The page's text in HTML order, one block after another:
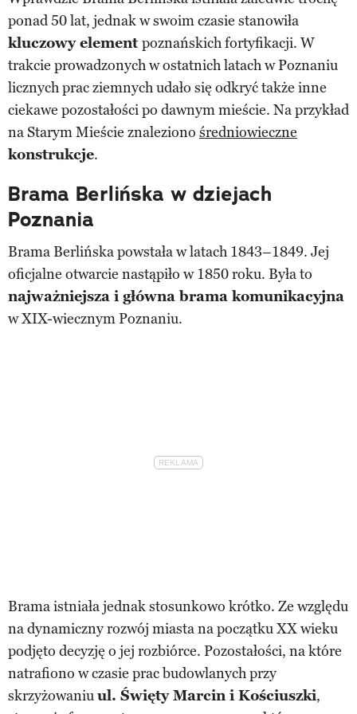
ponad 50 lat, jednak w swoim czasie stanowiła
kluczowy element poznańskich fortyfikacji. W
trakcie prowadzonych w ostatnich latach w Poznaniu
licznych prac ziemnych udało się odkryć także inne
ciekawe pozostałości po dawnym mieście. Na przykład
na Starym Mieście znaleziono średniowieczne
konstrukcje.
Brama Berlińska w dziejach
Poznania
Brama Berlińska powstała w latach 1843–1849. Jej
oficjalne otwarcie nastąpiło w 1850 roku. Była to
najważniejsza i główna brama komunikacyjna
w XIX-wiecznym Poznaniu.
Brama istniała jednak stosunkowo krótko. Ze względu
na dynamiczny rozwój miasta na początku XX wieku
podjęto decyzję o jej rozbiórce. Pozostałości, na które
natrafiono w czasie prac budowlanych przy
skrzyżowaniuul. Święty Marcin i Kościuszki,